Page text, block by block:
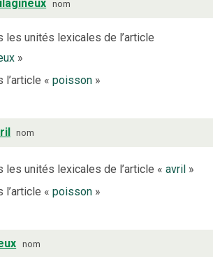
nom
les unités lexicales de l’article
»
l’article «poisson »
nom
les unités lexicales de l’article «avril »
l’article «poisson »
nom